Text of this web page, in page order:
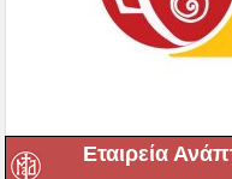
Εταιρεία